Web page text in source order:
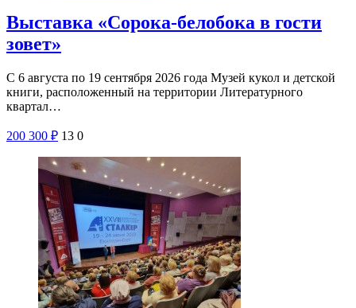
Выставка «Сорока-белобока в гости
зовет»
С 6 августа по 19 сентября 2026 года Музей кукол и детской
книги, расположенный на территории Литературного
квартал…
200 300 ₽ 13 0